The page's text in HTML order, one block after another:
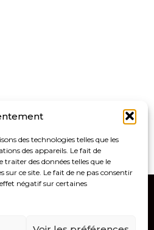
des technologies telles que les
des appareils. Le fait de
des données telles que le
ce site. Le fait de ne pas consentir
négatif sur certaines